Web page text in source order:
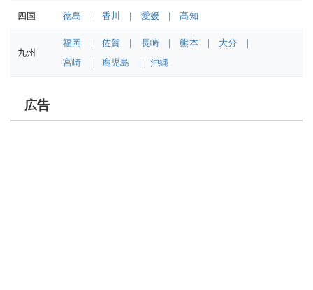
四国 徳島 香川 愛媛 高知
九州
福岡 佐賀 長崎 熊本
大分
宮崎
鹿児島 沖縄
広告